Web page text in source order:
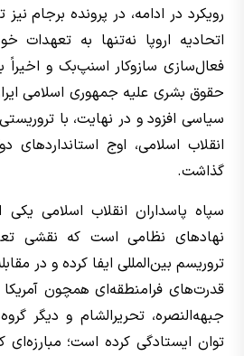
رویکرد در ادامه، در پرونده برجام
اتحادیه اروپا نه‌تنها به تعهدات
فعال‌سازی سازوکار اسنپ‌بک و
حقوق بشری علیه جمهوری اسلامی
سیاسی افزود و در نهایت، با
انقلاب اسلامی، اوج استانداردهای
گذاشت.
سپاه پاسداران انقلاب اسلامی
نهادهای نظامی است که نقشی
تروریسم بین‌المللی ایفا کرده و در
قدرت‌های فرامنطقه‌ای همچون آمریکا
جبهه‌النصره، تحریرالشام و دیگر
توان ایستادگی کرده است؛ مبارزه‌ای